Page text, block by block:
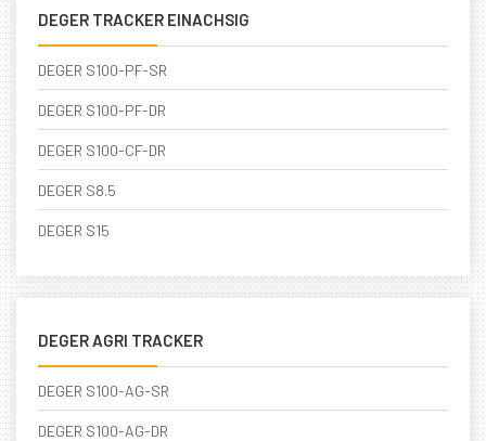
DEGER TRACKER EINACHSIG
DEGER S100-PF-SR
DEGER S100-PF-DR
DEGER S100-CF-DR
DEGER S8.5
DEGER S15
DEGER AGRI TRACKER
DEGER S100-AG-SR
DEGER S100-AG-DR